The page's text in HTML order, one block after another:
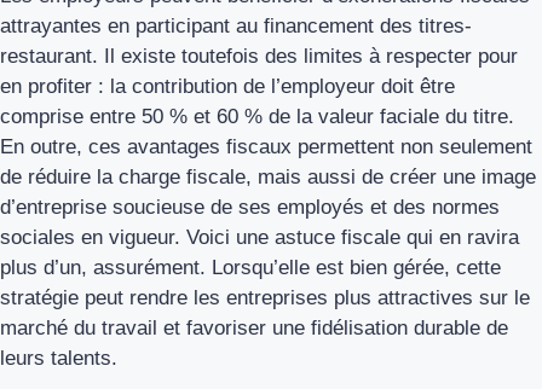
attrayantes en participant au financement des titres-
restaurant. Il existe toutefois des limites à respecter pour
en profiter : la contribution de l’employeur doit être
comprise entre 50 % et 60 % de la valeur faciale du titre.
En outre, ces avantages fiscaux permettent non seulement
de réduire la charge fiscale, mais aussi de créer une image
d’entreprise soucieuse de ses employés et des normes
sociales en vigueur. Voici une astuce fiscale qui en ravira
plus d’un, assurément. Lorsqu’elle est bien gérée, cette
stratégie peut rendre les entreprises plus attractives sur le
marché du travail et favoriser une fidélisation durable de
leurs talents.